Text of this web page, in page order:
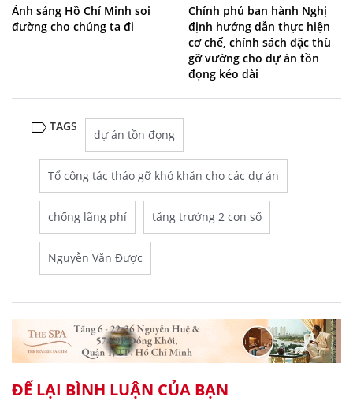
Ánh sáng Hồ Chí Minh soi
đường cho chúng ta đi
Chính phủ ban hành Nghị
định hướng dẫn thực hiện
cơ chế, chính sách đặc thù
gỡ vướng cho dự án tồn
đọng kéo dài
TAGS
dự án tồn đọng
Tổ công tác tháo gỡ khó khăn cho các dự án
chống lãng phí tăng trưởng 2 con số
Nguyễn Văn Được
ĐỂ LẠI BÌNH LUẬN CỦA BẠN